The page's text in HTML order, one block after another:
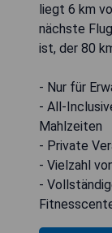
liegt 6 km
nächste
ist, der 80
- Nur für
- All-
Mahlzeiten
- Private
- Vielzahl
-